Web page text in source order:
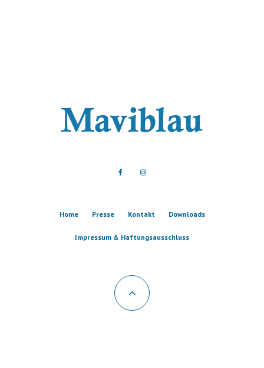
Home Presse Kontakt Downloads
Impressum & Haftungsausschluss